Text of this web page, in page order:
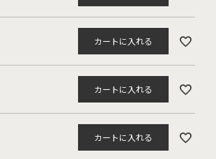
カートに入れる
カートに入れる
カートに入れる